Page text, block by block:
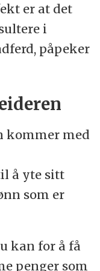
er at det
i
påpeker
kommer med
å yte sitt
som er
kan for å få
penger som